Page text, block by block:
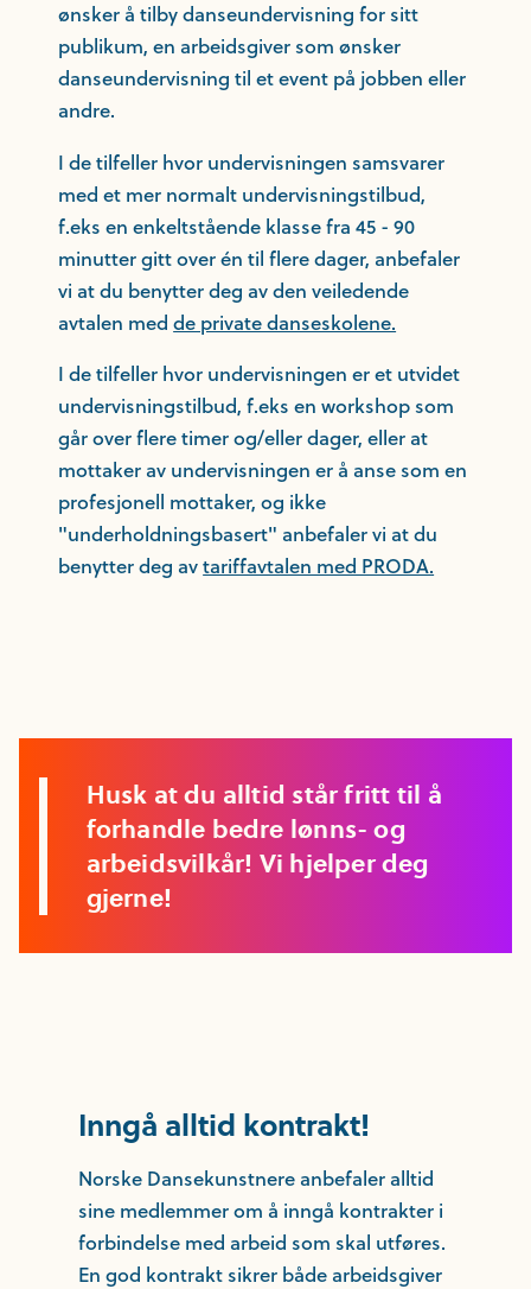
ønsker å tilby danseundervisning for sitt
publikum, en arbeidsgiver som ønsker
danseundervisning til et event på jobben eller
andre.
I de tilfeller hvor undervisningen samsvarer
med et mer normalt undervisningstilbud,
f.eks en enkeltstående klasse fra 45 - 90
minutter gitt over én til flere dager, anbefaler
vi at du benytter deg av den veiledende
avtalen medde private danseskolene.
I de tilfeller hvor undervisningen er et utvidet
undervisningstilbud, f.eks en workshop som
går over flere timer og/eller dager, eller at
mottaker av undervisningen er å anse som en
profesjonell mottaker, og ikke
"underholdningsbasert" anbefaler vi at du
benytter deg avtariffavtalen med PRODA.
Husk at du alltid står fritt til å
forhandle bedre lønns- og
arbeidsvilkår! Vi hjelper deg
gjerne!
Inngå alltid kontrakt!
Norske Dansekunstnere anbefaler alltid
sine medlemmer om å inngå kontrakter i
forbindelse med arbeid som skal utføres.
En god kontrakt sikrer både arbeidsgiver